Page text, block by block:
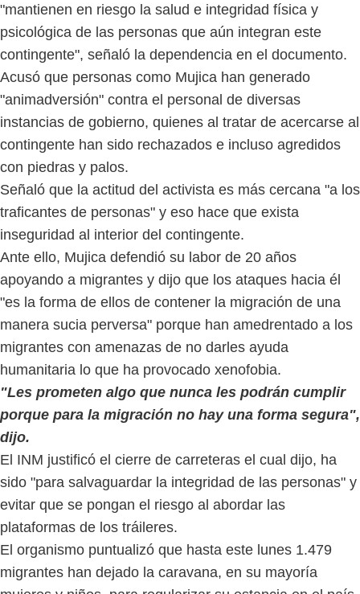
"mantienen en riesgo la salud e integridad física y
psicológica de las personas que aún integran este
contingente", señaló la dependencia en el documento.
Acusó que personas como Mujica han generado
"animadversión" contra el personal de diversas
instancias de gobierno, quienes al tratar de acercarse al
contingente han sido rechazados e incluso agredidos
con piedras y palos.
Señaló que la actitud del activista es más cercana "a los
traficantes de personas" y eso hace que exista
inseguridad al interior del contingente.
Ante ello, Mujica defendió su labor de 20 años
apoyando a migrantes y dijo que los ataques hacia él
"es la forma de ellos de contener la migración de una
manera sucia perversa" porque han amedrentado a los
migrantes con amenazas de no darles ayuda
humanitaria lo que ha provocado xenofobia.
"Les prometen algo que nunca les podrán cumplir
porque para la migración no hay una forma segura",
dijo.
El INM justificó el cierre de carreteras el cual dijo, ha
sido "para salvaguardar la integridad de las personas" y
evitar que se pongan el riesgo al abordar las
plataformas de los tráileres.
El organismo puntualizó que hasta este lunes 1.479
migrantes han dejado la caravana, en su mayoría